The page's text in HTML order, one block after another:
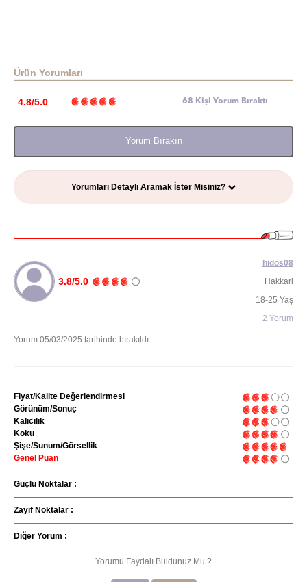
Ürün Yorumları
4.8/5.0 68 Kişi Yorum Bıraktı
Yorum Bırakın
Yorumları Detaylı Aramak İster Misiniz?
3.8/5.0
Yorum 05/03/2025 tarihinde bırakıldı
hidos08
Hakkari
18-25 Yaş
2 Yorum
Fiyat/Kalite Değerlendirmesi
Görünüm/Sonuç
Kalıcılık
Koku
Şişe/Sunum/Görsellik
Genel Puan
Güçlü Noktalar :
Zayıf Noktalar :
Diğer Yorum :
Yorumu Faydalı Buldunuz Mu ?